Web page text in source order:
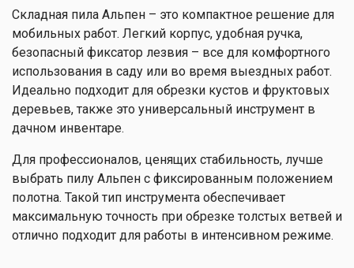
Складная пила Альпен – это компактное решение для
мобильных работ. Легкий корпус, удобная ручка,
безопасный фиксатор лезвия – все для комфортного
использования в саду или во время выездных работ.
Идеально подходит для обрезки кустов и фруктовых
деревьев, также это универсальный инструмент в
дачном инвентаре.
Для профессионалов, ценящих стабильность, лучше
выбрать пилу Альпен с фиксированным положением
полотна. Такой тип инструмента обеспечивает
максимальную точность при обрезке толстых ветвей и
отлично подходит для работы в интенсивном режиме.